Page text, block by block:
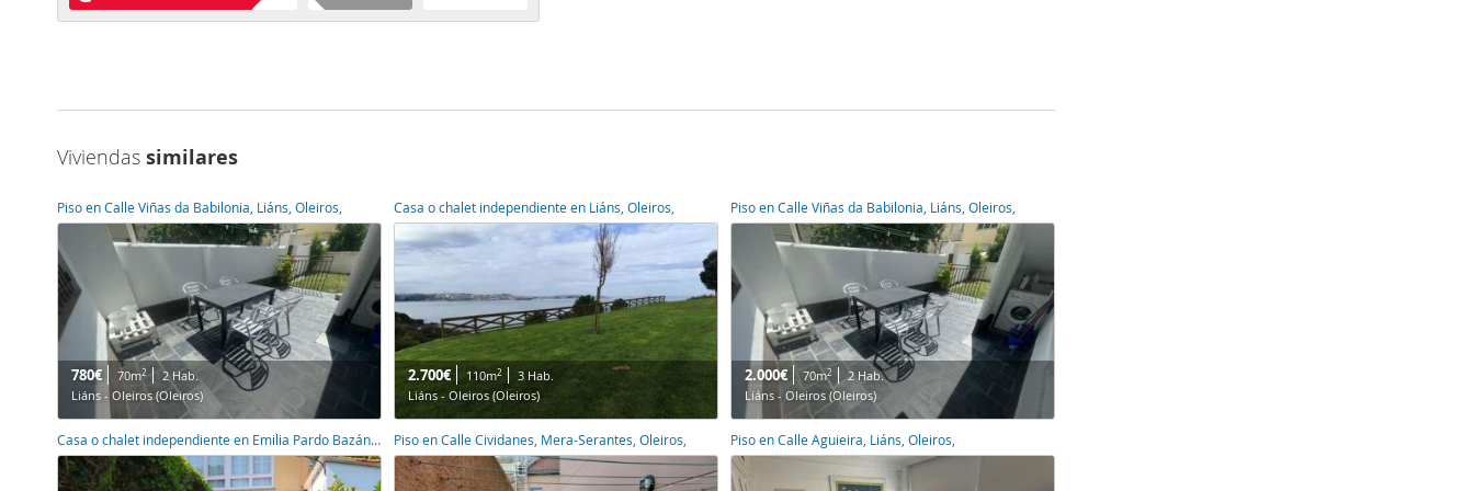
Viviendas similares
Piso en Calle Viñas da Babilonia, Liáns, Oleiros,
780€ 70m2
2 Hab.
Liáns - Oleiros (Oleiros)
Casa o chalet independiente en Liáns, Oleiros,
2.700€ 110m2
3 Hab.
Liáns - Oleiros (Oleiros)
Piso en Calle Viñas da Babilonia, Liáns, Oleiros,
2.000€ 70m2
2 Hab.
Liáns - Oleiros (Oleiros)
Casa o chalet independiente en Emilia Pardo Bazán, Liáns, Oleiros, Piso en Calle Cividanes, Mera-Serantes, Oleiros, Piso en Calle Aguieira, Liáns, Oleiros,